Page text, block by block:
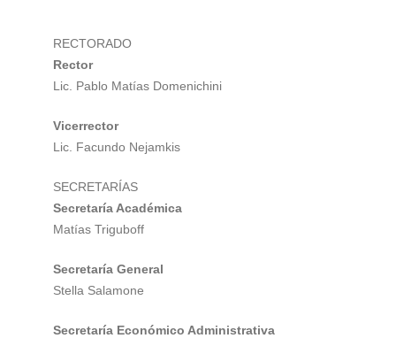
RECTORADO
Rector
Lic. Pablo Matías Domenichini
Vicerrector
Lic. Facundo Nejamkis
SECRETARÍAS
Secretaría Académica
Matías Triguboff
Secretaría General
Stella Salamone
Secretaría Económico Administrativa